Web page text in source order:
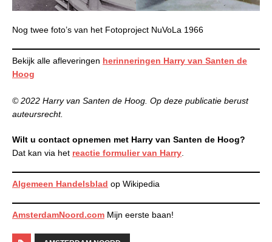
Nog twee foto’s van het Fotoproject NuVoLa 1966
Bekijk alle afleveringen herinneringen Harry van Santen de
Hoog
© 2022 Harry van Santen de Hoog. Op deze publicatie berust
auteursrecht.
Wilt u contact opnemen met Harry van Santen de Hoog?
Dat kan via het reactie formulier van Harry
Algemeen Handelsblad op Wikipedia
AmsterdamNoord.com Mijn eerste baan!